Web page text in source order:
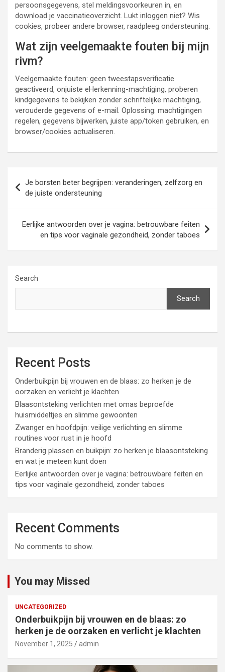
persoonsgegevens, stel meldingsvoorkeuren in, en
download je vaccinatieoverzicht. Lukt inloggen niet? Wis
cookies, probeer andere browser, raadpleeg ondersteuning.
Wat zijn veelgemaakte fouten bij mijn
rivm?
Veelgemaakte fouten: geen tweestapsverificatie
geactiveerd, onjuiste eHerkenning-machtiging, proberen
kindgegevens te bekijken zonder schriftelijke machtiging,
verouderde gegevens of e-mail. Oplossing: machtigingen
regelen, gegevens bijwerken, juiste app/token gebruiken, en
browser/cookies actualiseren.
navigation
Je borsten beter begrijpen: veranderingen, zelfzorg en
de juiste ondersteuning
Eerlijke antwoorden over je vagina: betrouwbare feiten
en tips voor vaginale gezondheid, zonder taboes
Search
Search
Recent Posts
Onderbuikpijn bij vrouwen en de blaas: zo herken je de
oorzaken en verlicht je klachten
Blaasontsteking verlichten met omas beproefde
huismiddeltjes en slimme gewoonten
Zwanger en hoofdpijn: veilige verlichting en slimme
routines voor rust in je hoofd
Branderig plassen en buikpijn: zo herken je blaasontsteking
en wat je meteen kunt doen
Eerlijke antwoorden over je vagina: betrouwbare feiten en
tips voor vaginale gezondheid, zonder taboes
Recent Comments
No comments to show.
You may Missed
UNCATEGORIZED
Onderbuikpijn bij vrouwen en de blaas: zo
herken je de oorzaken en verlicht je klachten
November 1, 2025 admin